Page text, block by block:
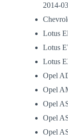
2014-
Lotus
Lotus
Lotus
Opel
Opel
Opel
Opel
Opel